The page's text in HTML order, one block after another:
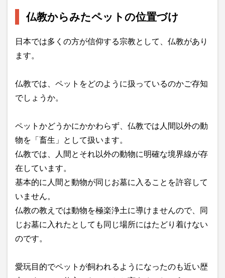
仏教からみたペットの位置づけ
日本では多くの方が信仰する宗教として、仏教があり
ます。
仏教では、ペットをどのように扱っているのかご存知
でしょうか。
ペットかどうかにかかわらず、仏教では人間以外の動
物を「畜生」として扱います。
仏教では、人間とそれ以外の動物に明確な境界線が存
在しています。
基本的に人間と動物が同じお墓に入ることを許容して
いません。
仏教の教えでは動物を極楽浄土に導けませんので、同
じお墓に入れたとしても同じ場所にはたどり着けない
のです。
愛玩目的でペットが飼われるようになったのも近い歴